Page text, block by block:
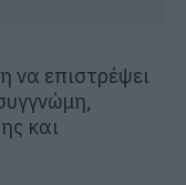
να επιστρέψει
και